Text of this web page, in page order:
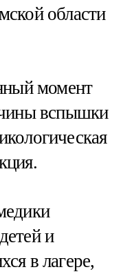
области
момент
вспышки
и
в лагере,